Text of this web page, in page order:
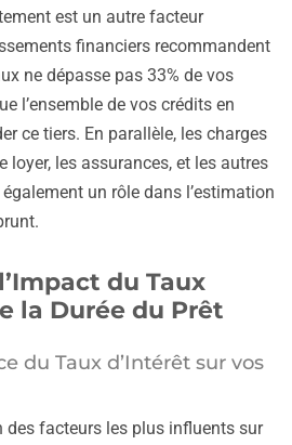
est un autre facteur
financiers recommandent
ne dépasse pas 33% de vos
l’ensemble de vos crédits en
ce tiers. En parallèle, les charges
loyer, les assurances, et les autres
un rôle dans l’estimation
du Taux
la Durée du Prêt
du Taux d’Intérêt sur vos
des facteurs les plus influents sur